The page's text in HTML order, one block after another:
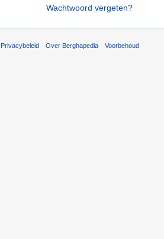
Wachtwoord vergeten?
Privacybeleid Over Berghapedia Voorbehoud